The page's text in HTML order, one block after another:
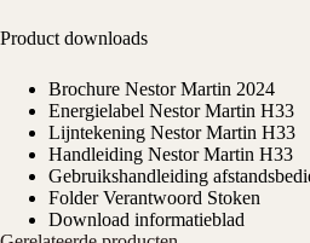
Product downloads
Brochure Nestor Martin 2024
Energielabel Nestor Martin H33
Lijntekening Nestor Martin H33
Handleiding Nestor Martin H33
Gebruikshandleiding
Folder Verantwoord Stoken
Download informatieblad